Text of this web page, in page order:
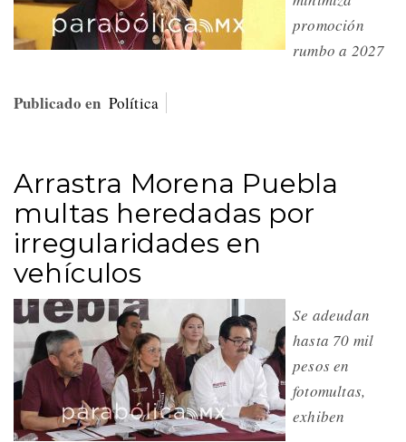
promoción
rumbo a 2027
Publicado en Política
Arrastra Morena Puebla
multas heredadas por
irregularidades en
vehículos
Se adeudan
hasta 70 mil
pesos en
fotomultas,
exhiben